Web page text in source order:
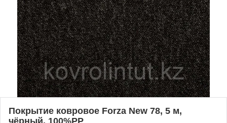
Покрытие ковровое Forza New 78, 5 м,
чёрный, 100%РР